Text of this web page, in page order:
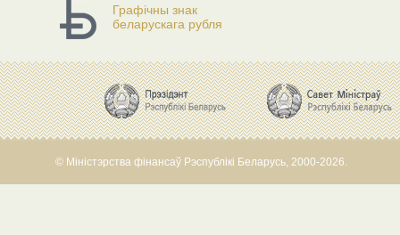
Графічны знак
беларускага рубля
© Міністэрства фінансаў Рэспублікі Беларусь, 2000-2026.